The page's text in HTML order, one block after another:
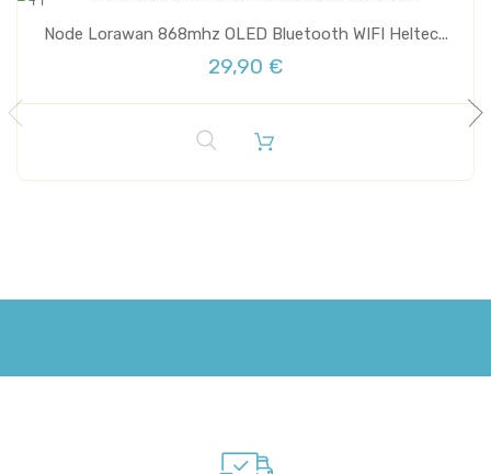
Node Lorawan 868mhz OLED Bluetooth WIFI Heltec...
29,90 €